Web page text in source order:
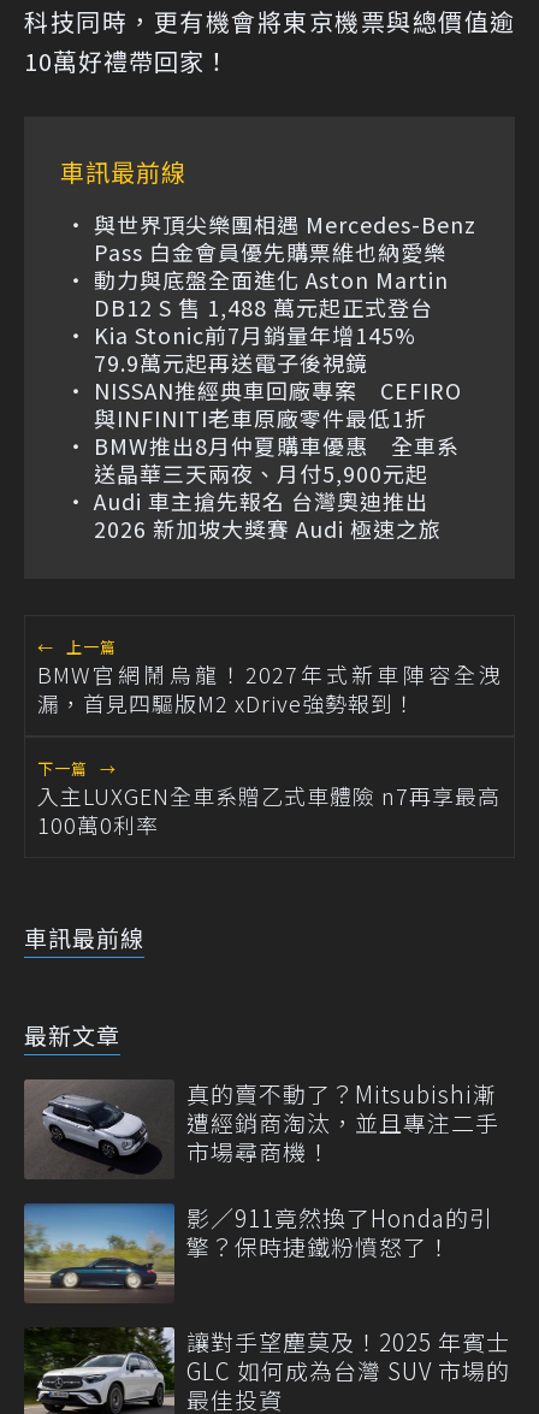
科技同時，更有機會將東京機票與總價值逾
10萬好禮帶回家！
車訊最前線
與世界頂尖樂團相遇 Mercedes-Benz
Pass 白金會員優先購票維也納愛樂
動力與底盤全面進化 Aston Martin
DB12 S 售 1,488 萬元起正式登台
Kia Stonic前7月銷量年增145%
79.9萬元起再送電子後視鏡
NISSAN推經典車回廠專案 CEFIRO
與INFINITI老車原廠零件最低1折
BMW推出8月仲夏購車優惠 全車系
送晶華三天兩夜、月付5,900元起
Audi 車主搶先報名 台灣奧迪推出
2026 新加坡大獎賽 Audi 極速之旅
← 上一篇
BMW官網鬧烏龍！2027年式新車陣容全洩
漏，首見四驅版M2 xDrive強勢報到！
下一篇 →
入主LUXGEN全車系贈乙式車體險 n7再享最高
100萬0利率
車訊最前線
最新文章
真的賣不動了？Mitsubishi漸
遭經銷商淘汰，並且專注二手
市場尋商機！
影／911竟然換了Honda的引
擎？保時捷鐵粉憤怒了！
讓對手望塵莫及！2025 年賓士
GLC 如何成為台灣 SUV 市場的
最佳投資